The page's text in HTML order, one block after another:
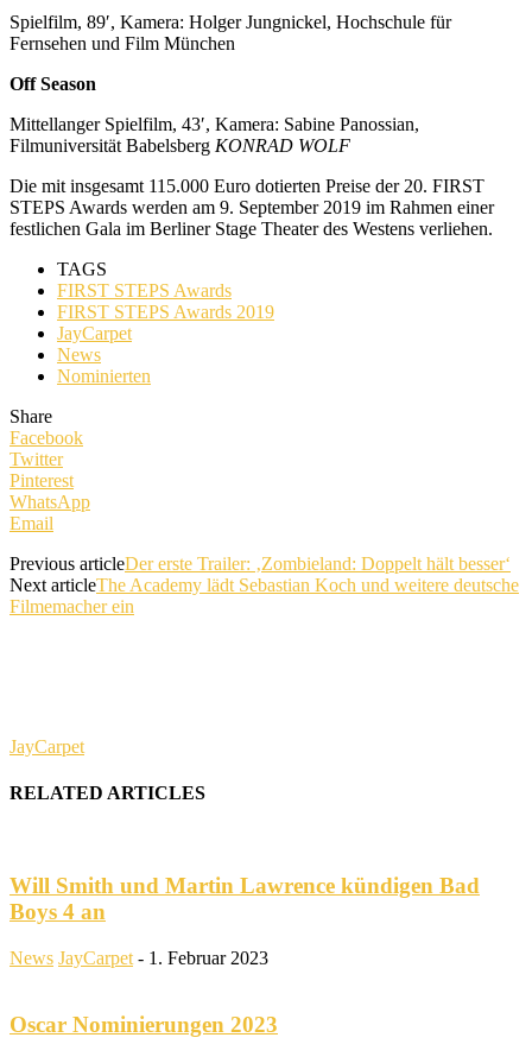
Spielfilm, 89′, Kamera: Holger Jungnickel, Hochschule für
Fernsehen und Film München
Off Season
Mittellanger Spielfilm, 43′, Kamera: Sabine Panossian,
Filmuniversität Babelsberg KONRAD WOLF
Die mit insgesamt 115.000 Euro dotierten Preise der 20. FIRST
STEPS Awards werden am 9. September 2019 im Rahmen einer
festlichen Gala im Berliner Stage Theater des Westens verliehen.
TAGS
FIRST STEPS Awards
FIRST STEPS Awards 2019
JayCarpet
News
Nominierten
Share
Facebook
Twitter
Pinterest
WhatsApp
Email
Previous articleDer erste Trailer: ‚Zombieland: Doppelt hält besser‘
Next articleThe Academy lädt Sebastian Koch und weitere deutsche
Filmemacher ein
JayCarpet
RELATED ARTICLES
Will Smith und Martin Lawrence kündigen Bad
Boys 4 an
News JayCarpet - 1. Februar 2023
Oscar Nominierungen 2023